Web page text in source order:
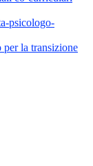
psicologo-
per la transizione